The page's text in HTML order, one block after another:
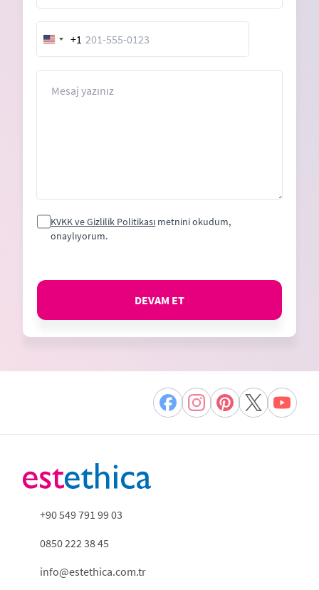
United
States
+1
KVKK ve Gizlilik Politikası metnini okudum,
onaylıyorum.
DEVAM ET
+90 549 791 99 03
0850 222 38 45
info@estethica.com.tr